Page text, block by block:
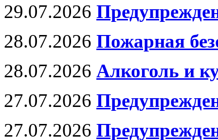
29.07.2026
28.07.2026 Пожарная
28.07.2026 Алкоголь и
27.07.2026
27.07.2026